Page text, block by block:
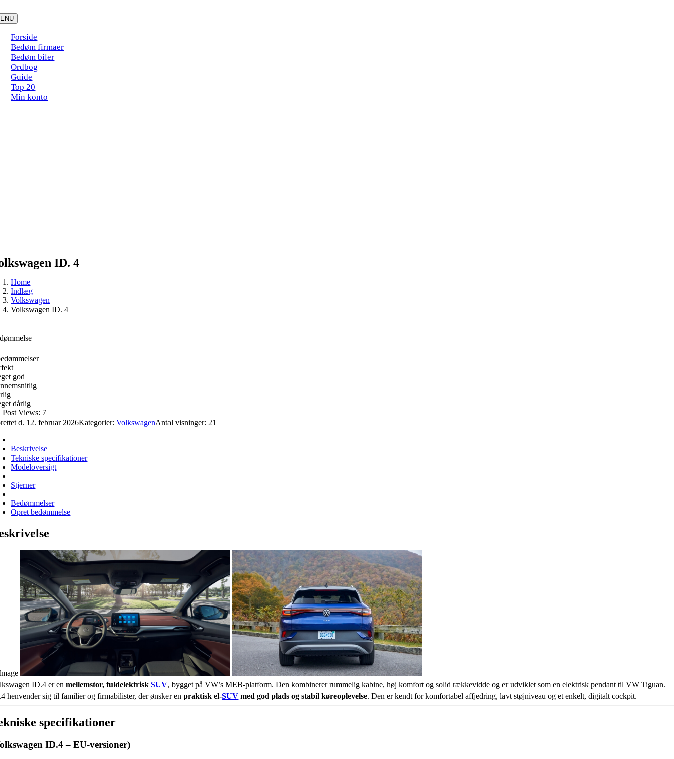
to
content
Forside
Bedøm firmaer
Bedøm biler
Ordbog
Guide
Top 20
Min konto
ID. 4
Home
Indlæg
Volkswagen
Volkswagen ID. 4
god
dårlig
Post Views: 7
d. 12. februar 2026Kategorier:VolkswagenAntal visninger: 21
Beskrivelse
Tekniske specifikationer
Modeloversigt
Stjerner
Bedømmelser
Opret bedømmelse
ID.4 er enmellemstor, fuldelektriskSUV, bygget på VW’s MEB-platform. Den kombinerer rummelig kabine, høj komfort og solid rækkevidde og er udviklet som en elektrisk pendant til VW Tiguan.
henvender sig til familier og firmabilister, der ønsker enpraktisk el-SUV med god plads og stabil køreoplevelse. Den er kendt for komfortabel affjedring, lavt støjniveau og et enkelt, digitalt cockpit.
specifikationer
ID.4 – EU-versioner)